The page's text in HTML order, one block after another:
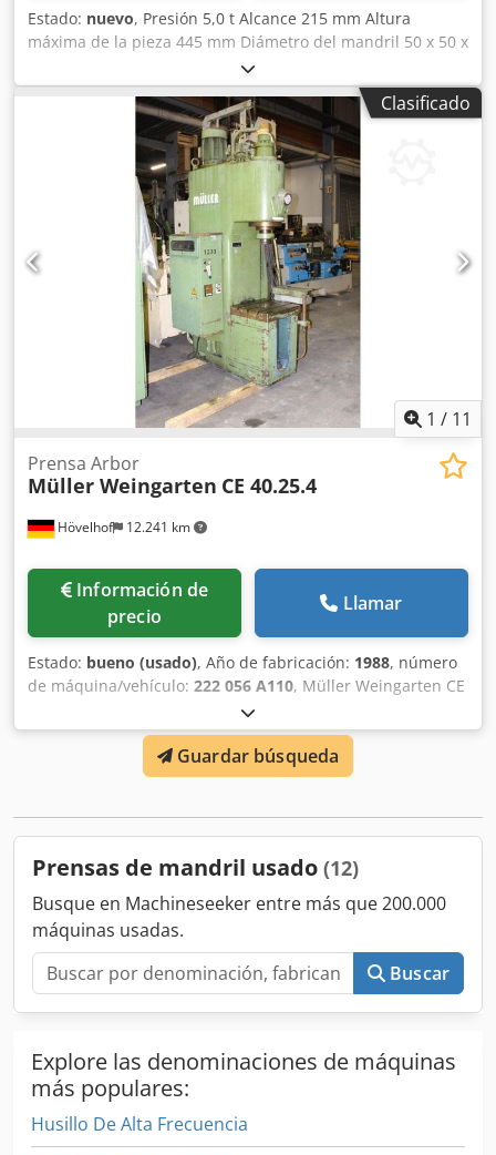
Estado: nuevo, Presión 5,0 t Alcance 215 mm Altura
máxima de la pieza 445 mm Diámetro del mandril 50 x 50 x
645 mm Dcsdpfx Asxabxfei Rsk Placa de la mesa: Ø 275
mm Potencia total requerida manual kW Peso de la
máquina aprox. 160 kg Dimensiones aprox. 370 x 550 x 810
mm Descripción: - para el montaje y desmontaje de
cojinetes, casquillos, … - cuerpo base del modelo DP 5 de
fundición gris de alta calidad - incluye orificios de montaje,
ideal para fijar a un banco de trabajo - apta para extraer
casquillos, enderezar, doblar, brochado, … - barra de
palanca ajustable según la fuerza requerida - ideal para
talleres de reparación y áreas generales de taller
Clasificado
1 / 11
Hövelhof 12.241 km
Prensa Arbor
Müller Weingarten CE 40.25.4
Información de
precio
Llamar
Estado: bueno (usado), Año de fabricación: 1988, número
de máquina/vehículo: 222 056 A110, Müller Weingarten CE
40.25.4 Prensa -WAG 850 La máquina se prueba según VDE
hasta 23/09/2026. Fabricante: Müller Weingarten Voltaje de
funcionamiento: 380 V Tensión de control: 220 V Tensión
directa: 24 V Corriente nominal de la máquina: 25 A Por/s:
Rjck Tiempo de sobrecarrera: 80 ms Distancia de
Guardar búsqueda
Prensas de mandril usado (12)
Busque en Machineseeker entre más que 200.000
máquinas usadas.
Buscar
Explore las denominaciones de máquinas
más populares:
Husillo De Alta Frecuencia